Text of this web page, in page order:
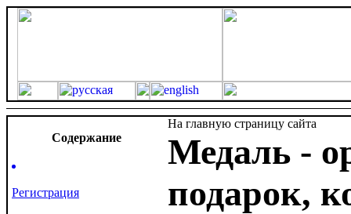
Cодержание
Регистрация
На главную страницу сайта
Медаль -
подарок,